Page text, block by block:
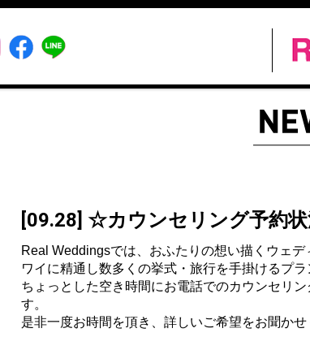
[09.28] ☆カウンセリング予約
Real Weddingsでは、 おふたりの想い描くウェ
ワイに精通し数多くの挙式・ 旅行を手掛けるプ
ちょっとした空き時間にお電話でのカウンセリ
す。
是非一度お時間を頂き、詳しいご希望をお聞かせ